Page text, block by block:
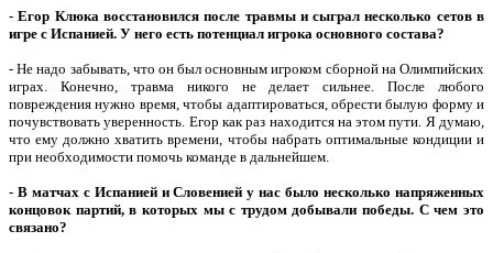
-Егор Клюка восстановился после травмы и сыграл несколько сетов в
игре с Испанией. У него есть потенциал игрока основного состава?
- Не надо забывать, что он был основным игроком сборной на Олимпийских
играх. Конечно, травма никого не делает сильнее. После любого
повреждения нужно время, чтобы адаптироваться, обрести былую форму и
почувствовать уверенность. Егор как раз находится на этом пути. Я думаю,
что ему должно хватить времени, чтобы набрать оптимальные кондиции и
при необходимости помочь команде в дальнейшем.
- В матчах с Испанией и Словенией у нас было несколько напряженных
концовок партий, в которых мы с трудом добывали победы. С чем это
связано?